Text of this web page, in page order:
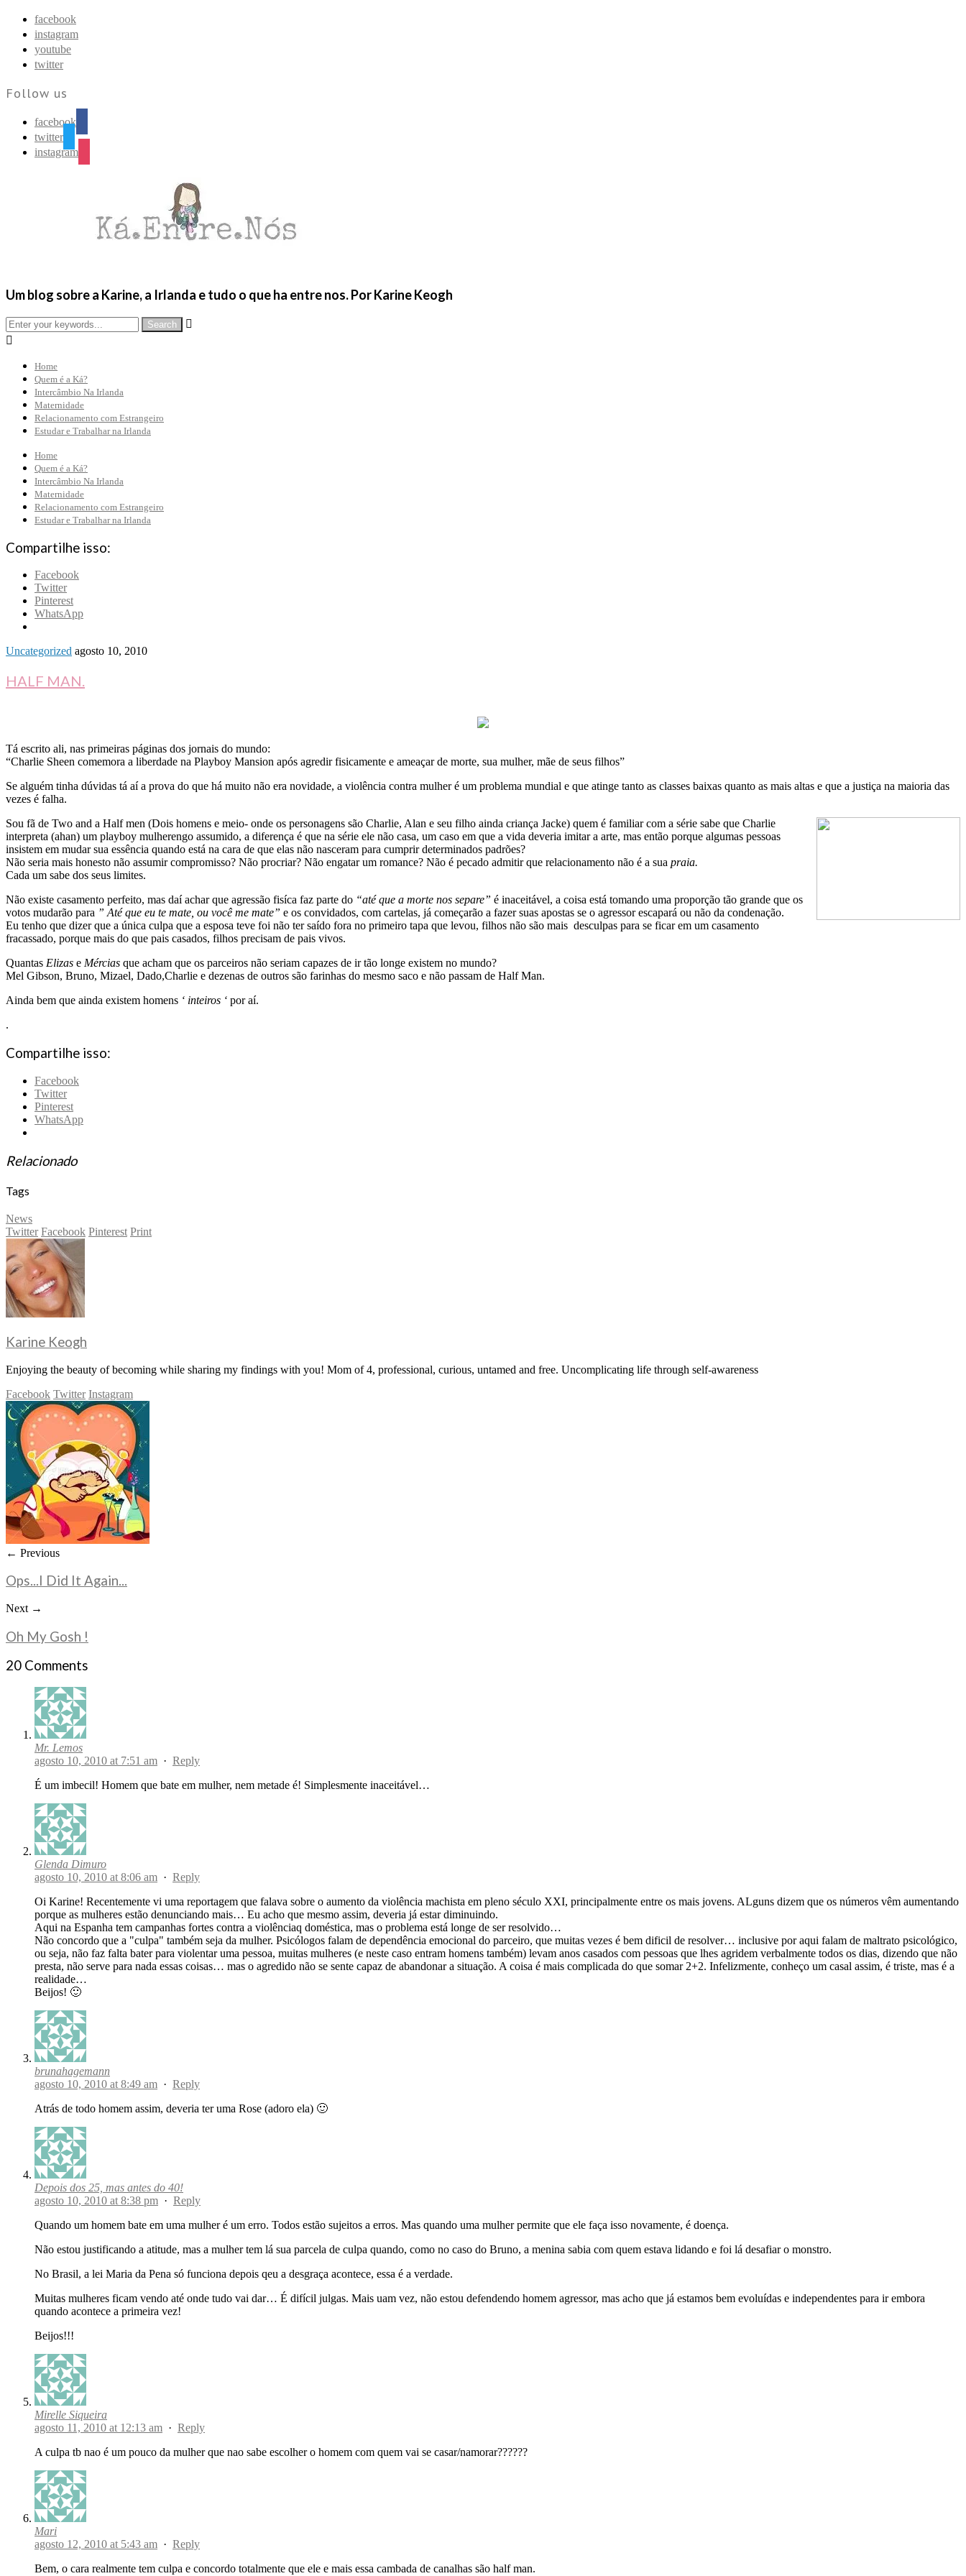
facebook
instagram
youtube
twitter
Follow us
facebook
twitter
instagram
Um blog sobre a Karine, a Irlanda e tudo o que ha entre nos. Por Karine Keogh


Home
Quem é a Ká?
Intercâmbio Na Irlanda
Maternidade
Relacionamento com Estrangeiro
Estudar e Trabalhar na Irlanda
Home
Quem é a Ká?
Intercâmbio Na Irlanda
Maternidade
Relacionamento com Estrangeiro
Estudar e Trabalhar na Irlanda
Compartilhe isso:
Facebook
Twitter
Pinterest
WhatsApp
Uncategorized agosto 10, 2010
HALF MAN.
Tá escrito ali, nas primeiras páginas dos jornais do mundo:
“Charlie Sheen comemora a liberdade na Playboy Mansion após agredir fisicamente e ameaçar de morte, sua mulher, mãe de seus filhos”
Se alguém tinha dúvidas tá aí a prova do que há muito não era novidade, a violência contra mulher é um problema mundial e que atinge tanto as classes baixas quanto as mais altas e que a justiça na maioria das
vezes é falha.
Sou fã de Two and a Half men (Dois homens e meio- onde os personagens são Charlie, Alan e seu filho ainda criança Jacke) quem é familiar com a série sabe que Charlie
interpreta (ahan) um playboy mulherengo assumido, a diferença é que na série ele não casa, um caso em que a vida deveria imitar a arte, mas então porque algumas pessoas
insistem em mudar sua essência quando está na cara de que elas não nasceram para cumprir determinados padrões?
Não seria mais honesto não assumir compromisso? Não procriar? Não engatar um romance? Não é pecado admitir que relacionamento não é a sua praia.
Cada um sabe dos seus limites.
Não existe casamento perfeito, mas daí achar que agressão fisíca faz parte do “até que a morte nos separe” é inaceitável, a coisa está tomando uma proporção tão grande que os
votos mudarão para ” Até que eu te mate, ou você me mate” e os convidados, com cartelas, já começarão a fazer suas apostas se o agressor escapará ou não da condenação.
Eu tenho que dizer que a única culpa que a esposa teve foi não ter saído fora no primeiro tapa que levou, filhos não são mais desculpas para se ficar em um casamento
fracassado, porque mais do que pais casados, filhos precisam de pais vivos.
Quantas Elizas e Mércias que acham que os parceiros não seriam capazes de ir tão longe existem no mundo?
Mel Gibson, Bruno, Mizael, Dado,Charlie e dezenas de outros são farinhas do mesmo saco e não passam de Half Man.
Ainda bem que ainda existem homens ‘ inteiros ‘ por aí.
.
Compartilhe isso:
Facebook
Twitter
Pinterest
WhatsApp
Relacionado
Tags
News
Twitter Facebook Pinterest Print
Karine Keogh
Enjoying the beauty of becoming while sharing my findings with you! Mom of 4, professional, curious, untamed and free. Uncomplicating life through self-awareness
Facebook Twitter Instagram
← Previous
Ops...I Did It Again...
Next →
Oh My Gosh !
20 Comments
Mr. Lemos
agosto 10, 2010 at 7:51 am · Reply
É um imbecil! Homem que bate em mulher, nem metade é! Simplesmente inaceitável…
Glenda Dimuro
agosto 10, 2010 at 8:06 am · Reply
Oi Karine! Recentemente vi uma reportagem que falava sobre o aumento da violência machista em pleno século XXI, principalmente entre os mais jovens. ALguns dizem que os números vêm aumentando
porque as mulheres estão denunciando mais… Eu acho que mesmo assim, deveria já estar diminuindo.
Aqui na Espanha tem campanhas fortes contra a violênciaq doméstica, mas o problema está longe de ser resolvido…
Não concordo que a "culpa" também seja da mulher. Psicólogos falam de dependência emocional do parceiro, que muitas vezes é bem dificil de resolver… inclusive por aqui falam de maltrato psicológico,
ou seja, não faz falta bater para violentar uma pessoa, muitas mulheres (e neste caso entram homens também) levam anos casados com pessoas que lhes agridem verbalmente todos os dias, dizendo que não
presta, não serve para nada essas coisas… mas o agredido não se sente capaz de abandonar a situação. A coisa é mais complicada do que somar 2+2. Infelizmente, conheço um casal assim, é triste, mas é a
realidade…
Beijos! 🙂
brunahagemann
agosto 10, 2010 at 8:49 am · Reply
Atrás de todo homem assim, deveria ter uma Rose (adoro ela) 🙂
Depois dos 25, mas antes do 40!
agosto 10, 2010 at 8:38 pm · Reply
Quando um homem bate em uma mulher é um erro. Todos estão sujeitos a erros. Mas quando uma mulher permite que ele faça isso novamente, é doença.
Não estou justificando a atitude, mas a mulher tem lá sua parcela de culpa quando, como no caso do Bruno, a menina sabia com quem estava lidando e foi lá desafiar o monstro.
No Brasil, a lei Maria da Pena só funciona depois qeu a desgraça acontece, essa é a verdade.
Muitas mulheres ficam vendo até onde tudo vai dar… É difícil julgas. Mais uam vez, não estou defendendo homem agressor, mas acho que já estamos bem evoluídas e independentes para ir embora
quando acontece a primeira vez!
Beijos!!!
Mirelle Siqueira
agosto 11, 2010 at 12:13 am · Reply
A culpa tb nao é um pouco da mulher que nao sabe escolher o homem com quem vai se casar/namorar??????
Mari
agosto 12, 2010 at 5:43 am · Reply
Bem, o cara realmente tem culpa e concordo totalmente que ele e mais essa cambada de canalhas são half man.